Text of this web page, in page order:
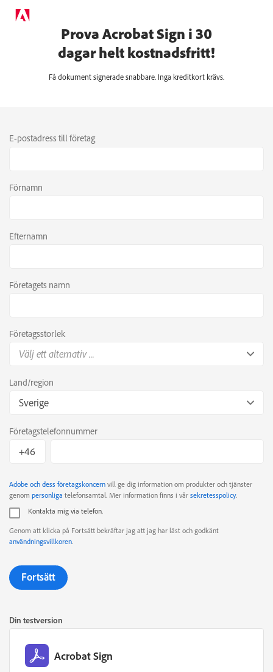
Prova Acrobat Sign i 30
dagar helt kostnadsfritt!
Få dokument signerade snabbare. Inga kreditkort krävs.
E-postadress till företag
Förnamn
Efternamn
Företagets namn
Företagsstorlek
Välj ett alternativ ...
Land/region
Sverige
Företagstelefonnummer
Adobe och dess företagskoncern vill ge dig information om produkter och tjänster
genom personliga telefonsamtal. Mer information finns i vår sekretesspolicy.
Kontakta mig via telefon.
Genom att klicka på Fortsätt bekräftar jag att jag har läst och godkänt
användningsvillkoren.
Fortsätt
Din testversion
Acrobat Sign